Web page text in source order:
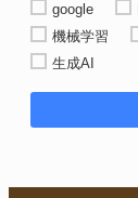
google
機械学習
生成AI